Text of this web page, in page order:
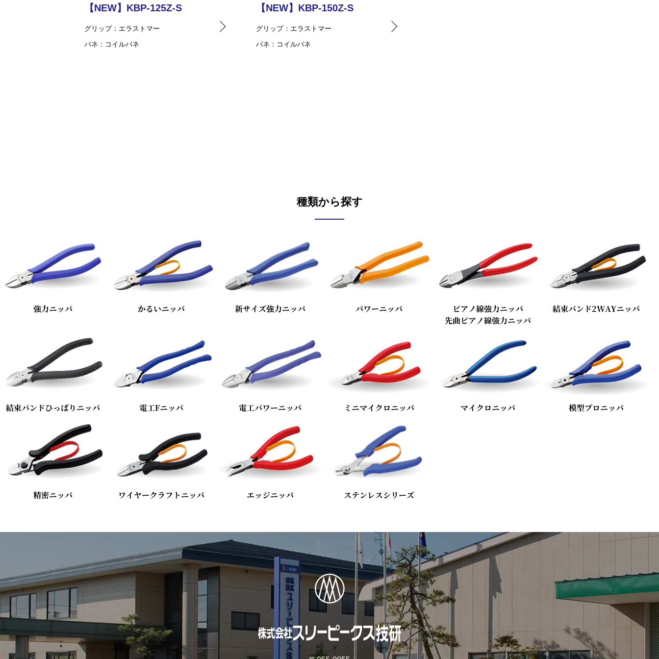
【NEW】KBP-125Z-S
グリップ
エラストマー
バネ
コイルバネ
【NEW】KBP-150Z-S
グリップ
エラストマー
バネ
コイルバネ
種類から探す
強力ニッパ かるいニッパ 新サイズ強力ニッパ パワーニッパ
ピアノ線強力ニッパ
先曲ピアノ線強力ニッパ
結束バンド2WAYニッパ
結束バンドひっぱりニッパ 電工Fニッパ 電工パワーニッパ ミニマイクロニッパ マイクロニッパ 模型プロニッパ
精密ニッパ ワイヤークラフトニッパ エッジニッパ ステンレスシリーズ